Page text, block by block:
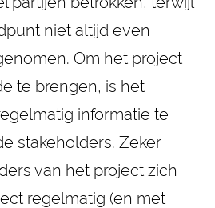
niet altijd even
Om het project
te brengen, is het
informatie te
stakeholders. Zeker
van het project zich
regelmatig (en met